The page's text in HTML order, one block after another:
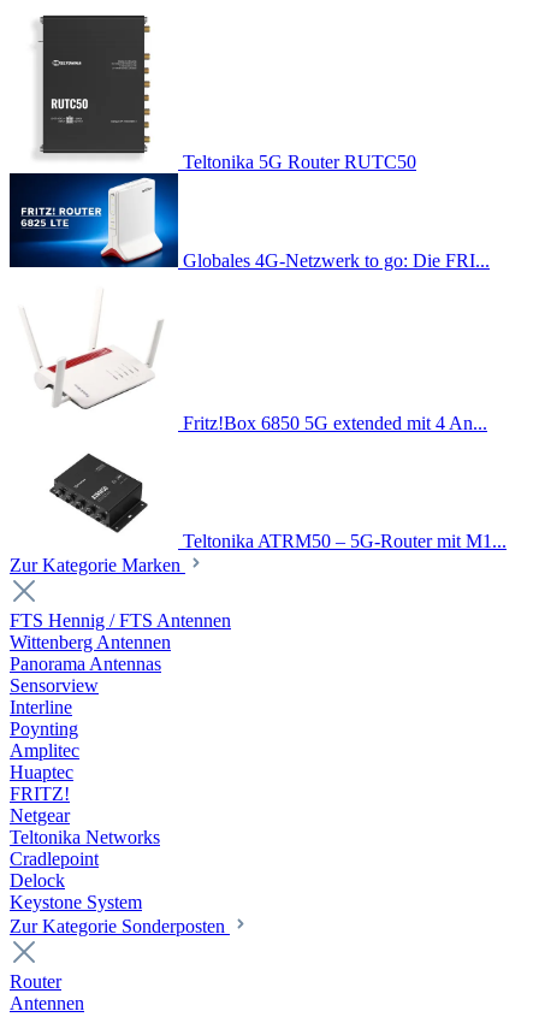
Teltonika 5G Router RUTC50
Globales 4G-Netzwerk to go: Die FRI...
Fritz!Box 6850 5G extended mit 4 An...
Teltonika ATRM50 – 5G-Router mit M1...
Zur Kategorie Marken
FTS Hennig / FTS Antennen
Wittenberg Antennen
Panorama Antennas
Sensorview
Interline
Poynting
Amplitec
Huaptec
FRITZ!
Netgear
Teltonika Networks
Cradlepoint
Delock
Keystone System
Zur Kategorie Sonderposten
Router
Antennen